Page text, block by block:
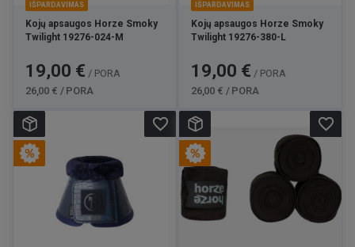
IŠPARDAVIMAS
Kojų apsaugos Horze Smoky
Twilight 19276-024-M
Kaina
19,00 € / PORA
26,00 € / PORA
IŠPARDAVIMAS
Kojų apsaugos Horze Smoky
Twilight 19276-380-L
Kaina
19,00 € / PORA
26,00 € / PORA
favorite_border favorite_border